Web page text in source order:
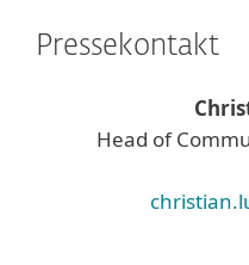
Pressekontakt
Head of